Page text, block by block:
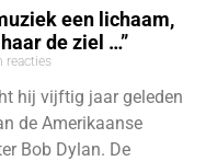
een lichaam,
de ziel …”
reacties
hij vijftig jaar geleden
de Amerikaanse
Bob Dylan. De